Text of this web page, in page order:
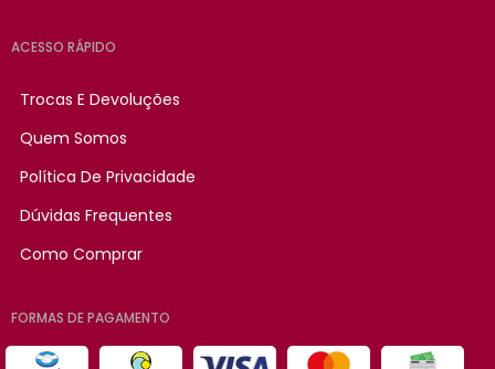
ACESSO RÁPIDO
Trocas E Devoluções
Quem Somos
Política De Privacidade
Dúvidas Frequentes
Como Comprar
FORMAS DE PAGAMENTO